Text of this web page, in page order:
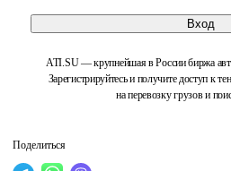
Вход
ATI.SU — крупнейшая в России биржа
Зарегистрируйтесь и получите доступ к
на перевозку грузов и
Поделиться